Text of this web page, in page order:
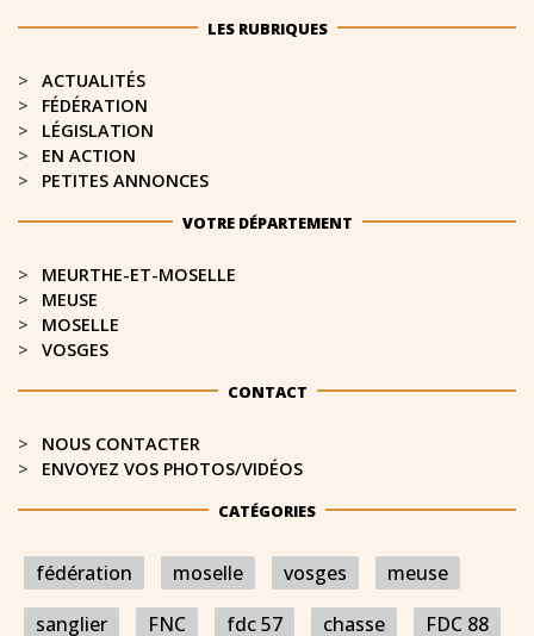
LES RUBRIQUES
ACTUALITÉS
FÉDÉRATION
LÉGISLATION
EN ACTION
PETITES ANNONCES
VOTRE DÉPARTEMENT
MEURTHE-ET-MOSELLE​
MEUSE
MOSELLE
VOSGES
CONTACT
NOUS CONTACTER
ENVOYEZ VOS PHOTOS/VIDÉOS
CATÉGORIES
fédération moselle vosges
meuse
sanglier
FNC fdc 57 chasse FDC 88